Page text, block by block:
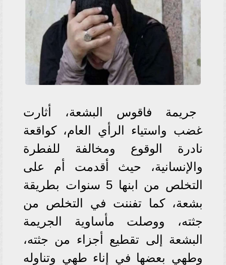
جريمة فاقوس البشعة، أثارت
غضب واستياء الرأي العام، كواقعة
نادرة الوقوع ومخالفة للفطرة
والإنسانية، حيث أقدمت أم على
التخلص من ابنها 5 سنوات بطريقة
بشعة، كما تفننت في التخلص من
جثته، ووصلت مأساوية الجريمة
البشعة إلى تقطيع أجزاء من جثته،
وطهي بعضها في إناء طهي وتناوله